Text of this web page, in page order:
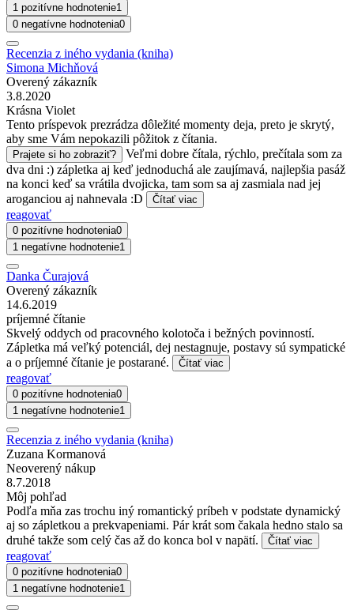
1 pozitívne hodnotenie1
0 negatívne hodnotenia0
Recenzia z iného vydania (kniha)
Simona Michňová
Overený zákazník
3.8.2020
Krásna Violet
Tento príspevok prezrádza dôležité momenty deja, preto je skrytý,
aby sme Vám nepokazili pôžitok z čítania.
Prajete si ho zobraziť?
Veľmi dobre čítala, rýchlo, prečítala som za
dva dni :) zápletka aj keď jednoduchá ale zaujímavá, najlepšia pasáž
na konci keď sa vrátila dvojicka, tam som sa aj zasmiala nad jej
aroganciou aj nahnevala :D
Čítať viac
reagovať
0 pozitívne hodnotenia0
1 negatívne hodnotenie1
Danka Čurajová
Overený zákazník
14.6.2019
príjemné čítanie
Skvelý oddych od pracovného kolotoča i bežných povinností.
Zápletka má veľký potenciál, dej nestagnuje, postavy sú sympatické
a o príjemné čítanie je postarané.
Čítať viac
reagovať
0 pozitívne hodnotenia0
1 negatívne hodnotenie1
Recenzia z iného vydania (kniha)
Zuzana Kormanová
Neoverený nákup
8.7.2018
Môj pohľad
Podľa mňa zas trochu iný romantický príbeh v podstate dynamický
aj so zápletkou a prekvapeniami. Pár krát som čakala hedno stalo sa
druhé takže som celý čas až do konca bol v napätí.
Čítať viac
reagovať
0 pozitívne hodnotenia0
1 negatívne hodnotenie1